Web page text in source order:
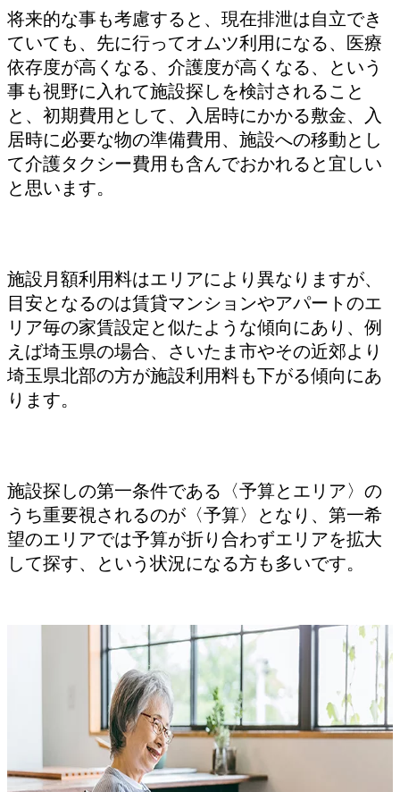
将来的な事も考慮すると、現在排泄は自立でき
ていても、先に行ってオムツ利用になる、医療
依存度が高くなる、介護度が高くなる、という
事も視野に入れて施設探しを検討されること
と、初期費用として、入居時にかかる敷金、入
居時に必要な物の準備費用、施設への移動とし
て介護タクシー費用も含んでおかれると宜しい
と思います。
施設月額利用料はエリアにより異なりますが、
目安となるのは賃貸マンションやアパートのエ
リア毎の家賃設定と似たような傾向にあり、例
えば埼玉県の場合、さいたま市やその近郊より
埼玉県北部の方が施設利用料も下がる傾向にあ
ります。
施設探しの第一条件である〈予算とエリア〉の
うち重要視されるのが〈予算〉となり、第一希
望のエリアでは予算が折り合わずエリアを拡大
して探す、という状況になる方も多いです。